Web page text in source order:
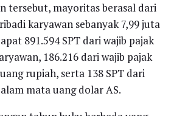
tersebut, mayoritas berasal dari
karyawan sebanyak 7,99 juta
891.594 SPT dari wajib pajak
186.216 dari wajib pajak
rupiah, serta 138 SPT dari
mata uang dolar AS.